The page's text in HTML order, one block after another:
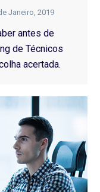
Janeiro, 2019
antes de
de Técnicos
acertada.